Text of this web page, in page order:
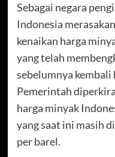
Sebagai negara
Indonesia
kenaikan harga
yang telah
sebelumnya kembali
Pemerintah
harga minyak
yang saat ini masih
per barel.